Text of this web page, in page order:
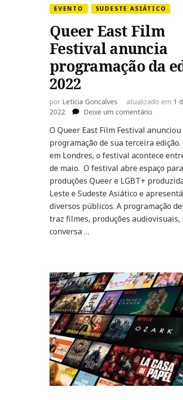
EVENTO SUDESTE ASIÁTICO
Queer East Film
Festival anuncia
programação da
2022
por Leticia Goncalves atualizado em 1
2022
Deixe um comentário
East
Film
Festival
da
edição
2022
O Queer East Film Festival anunciou
programação de sua terceira edição.
em Londres, o festival acontece
de maio. O festival abre espaço para
produções Queer e LGBT+
Leste e Sudeste Asiático e
diversos públicos. A programação
traz filmes, produções audiovisuais,
conversa …